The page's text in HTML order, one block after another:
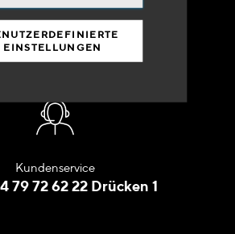
EINSTELLUNGEN
SIE
IN ALLER RUHE
Kundenservice
79 72 62 22 Drücken 1